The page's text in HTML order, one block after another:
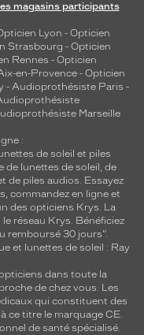
magasins participants
Lyon - Opticien
Strasbourg - Opticien
Rennes - Opticien
en-Provence - Opticien
- Audioprothésiste Paris -
Marseille
:
de soleil et piles
de lunettes de soleil, de
de piles audios. Essayez
commandez en ligne et
des opticiens Krys. La
réseau Krys. Bénéficiez
remboursé 30 jours".
et lunettes de soleil : Ray
dans toute la
de chez vous. Les
qui constituent des
ce titre le marquage CE.
de santé spécialisé.